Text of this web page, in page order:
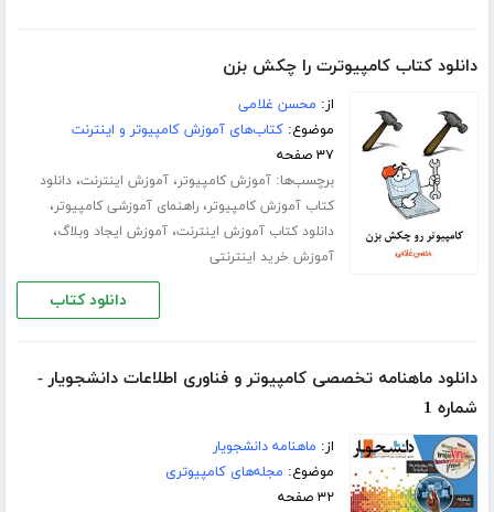
دانلود کتاب کامپیوترت را چکش بزن
از: محسن غلامی
موضوع:کتاب‌های آموزش کامپیوتر و اینترنت
۳۷ صفحه
برچسب‌ها:آموزش کامپیوتر،آموزش اینترنت،دانلود
کتاب آموزش کامپیوتر،راهنمای آموزشی کامپیوتر،
دانلود کتاب آموزش اینترنت،آموزش ایجاد وبلاگ،
آموزش خرید اینترنتی
دانلود کتاب
دانلود ماهنامه تخصصی کامپیوتر و فناوری اطلاعات دانشجویار -
شماره 1
از: ماهنامه دانشجویار
موضوع: مجله‌های کامپیوتری
۳۲ صفحه